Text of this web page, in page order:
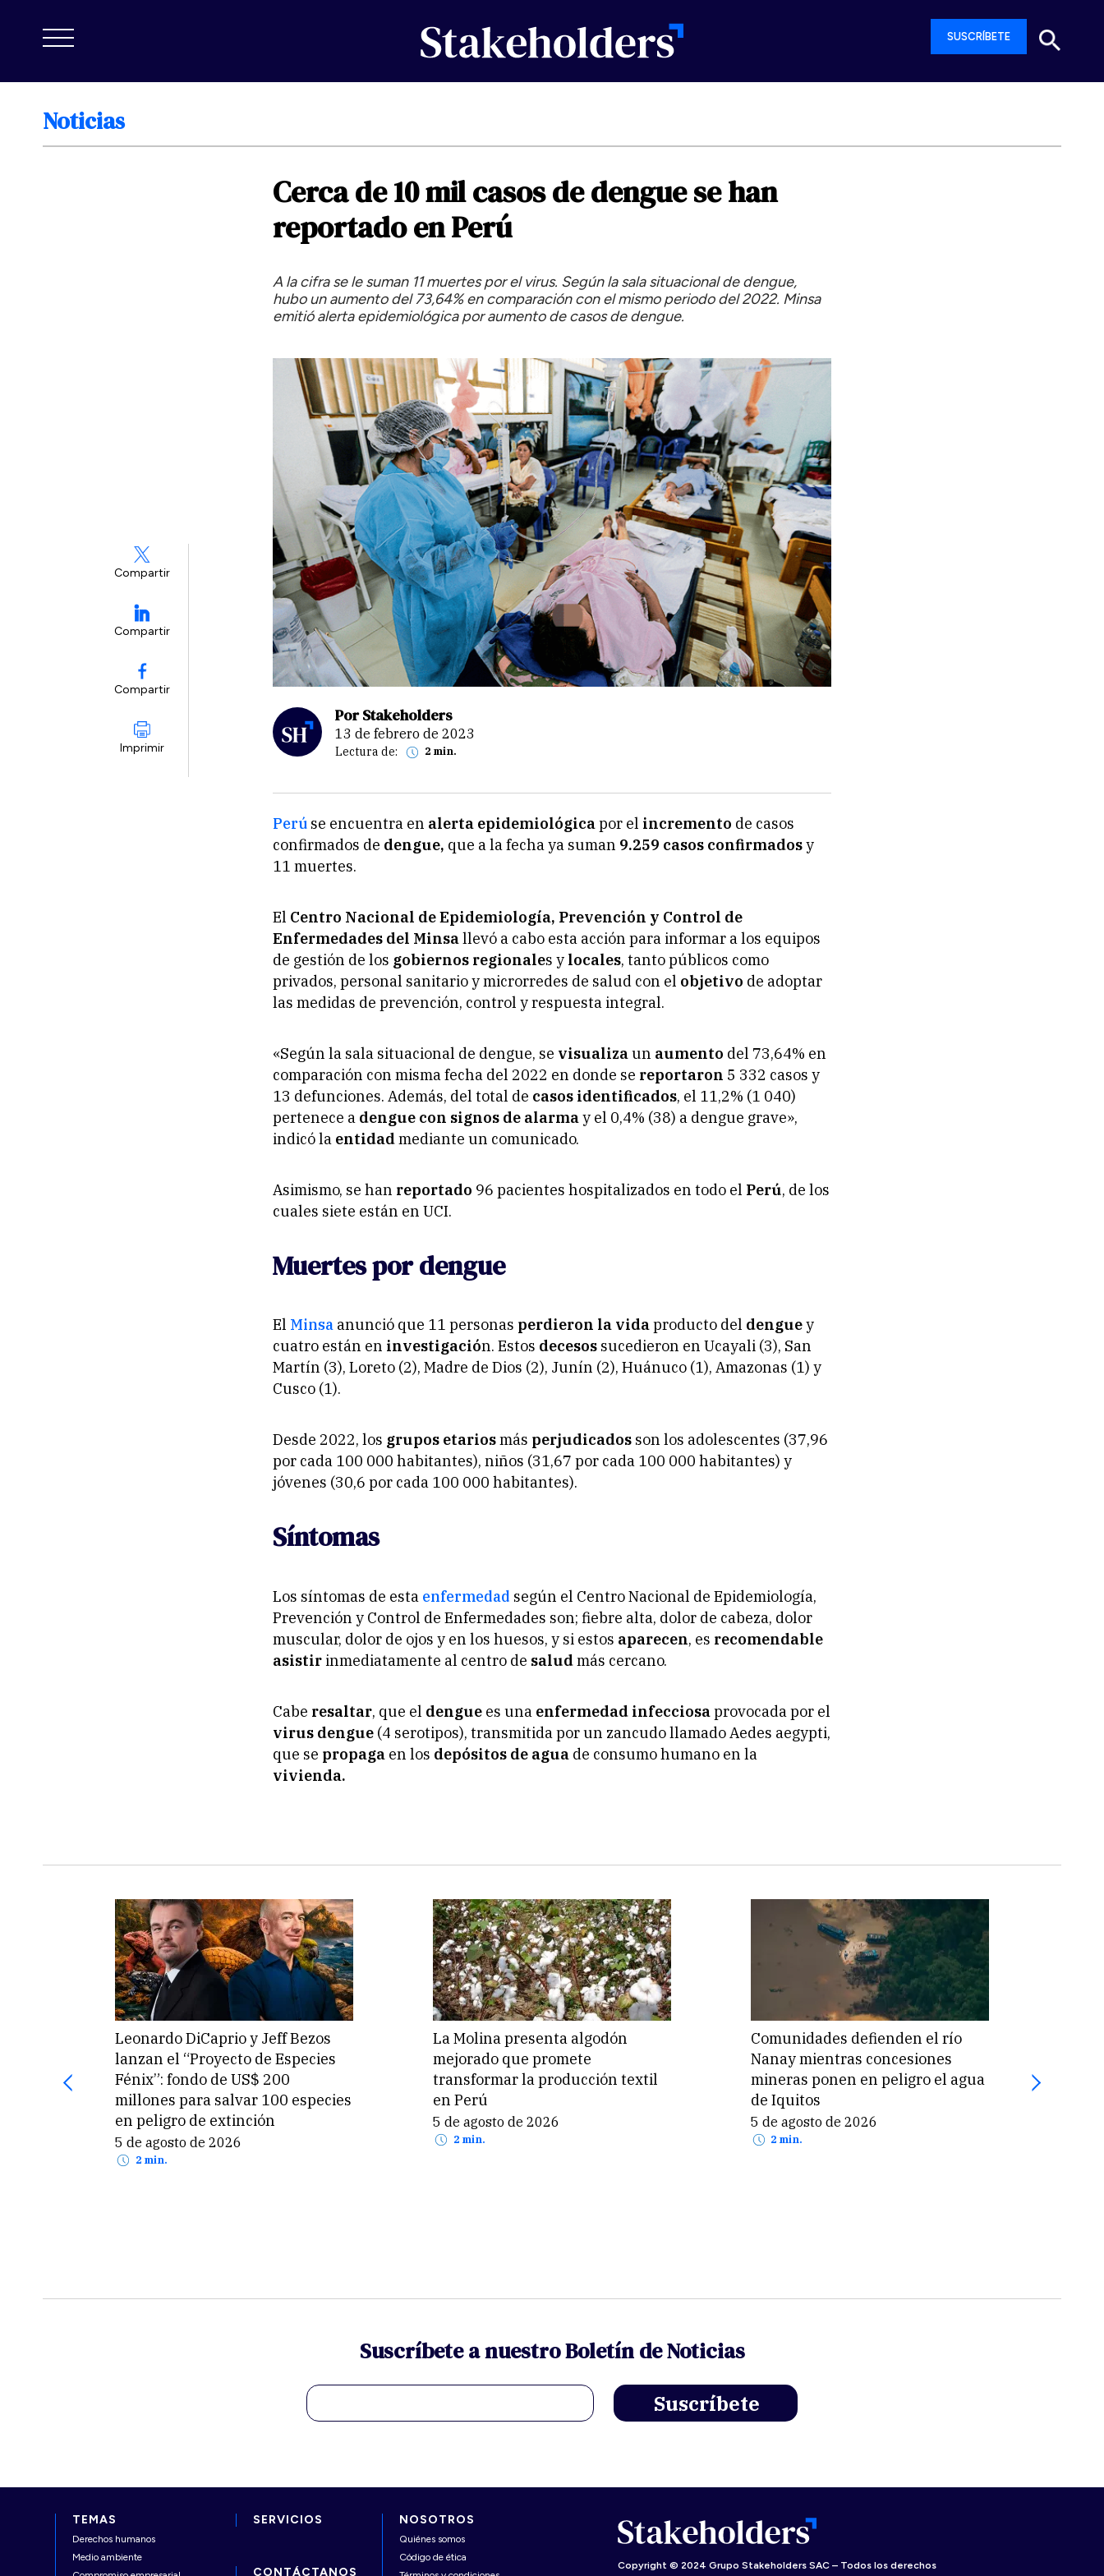
SUSCRÍBETE
Noticias
Compartir
Compartir
Compartir
Imprimir
Cercade10milcasosdedenguesehan
reportadoenPerú
A la cifra se le suman 11 muertes por el virus. Según la sala situacional de dengue,
hubo un aumento del 73,64% en comparación con el mismo periodo del 2022. Minsa
emitió alerta epidemiológica por aumento de casos de dengue.
Por Stakeholders
13 de febrero de 2023
Lectura de: 2 min.
Perú se encuentra en alerta epidemiológicapor el incremento de casos
confirmados de dengue, que a la fecha ya suman 9.259 casos confirmadosy
11 muertes.
El Centro Nacional de Epidemiología, Prevención y Control de
Enfermedades del Minsallevó a cabo esta acción para informar a los equipos
de gestión de los gobiernos regionales y locales, tanto públicos como
privados, personal sanitario y microrredes de salud con el objetivo de adoptar
las medidas de prevención, control y respuesta integral.
«Según la sala situacional de dengue, se visualizaun aumento del 73,64% en
comparación con misma fecha del 2022 en donde se reportaron 5 332 casos y
13 defunciones. Además, del total de casos identificados, el 11,2% (1 040)
pertenece a dengue con signos de alarmay el 0,4% (38) a dengue grave»,
indicó la entidadmediante un comunicado.
Asimismo, se han reportado 96 pacientes hospitalizados en todo el Perú, de los
cuales siete están en UCI.
Muertes por dengue
El Minsa anunció que 11 personas perdieron la vidaproducto del denguey
cuatro están en investigación. Estos decesos sucedieron en Ucayali (3), San
Martín (3), Loreto (2), Madre de Dios (2), Junín (2), Huánuco (1), Amazonas (1) y
Cusco (1).
Desde 2022, los grupos etariosmás perjudicados son los adolescentes (37,96
por cada 100 000 habitantes), niños (31,67 por cada 100 000 habitantes) y
jóvenes (30,6 por cada 100 000 habitantes).
Síntomas
Los síntomas de esta enfermedad según el Centro Nacional de Epidemiología,
Prevención y Control de Enfermedades son; fiebre alta, dolor de cabeza, dolor
muscular, dolor de ojos y en los huesos, y si estos aparecen, es recomendable
asistirinmediatamente al centro de saludmás cercano.
Cabe resaltar, que el dengue es una enfermedad infecciosaprovocada por el
virus dengue (4 serotipos), transmitida por un zancudo llamado Aedes aegypti,
que se propaga en los depósitos de agua de consumo humano en la
vivienda.
Leonardo DiCaprio y Jeff Bezos
lanzan el “Proyecto de Especies
Fénix”: fondo de US$ 200
millones para salvar 100 especies
en peligro de extinción
5 de agosto de 2026
2 min.
La Molina presenta algodón
mejorado que promete
transformar la producción textil
en Perú
5 de agosto de 2026
2 min.
Comunidades defienden el río
Nanay mientras concesiones
mineras ponen en peligro el agua
de Iquitos
5 de agosto de 2026
2 min.
Suscríbete a nuestro Boletín de Noticias
TEMAS
Derechos humanos
Medio ambiente
SERVICIOS
CONTÁCTANOS
NOSOTROS
Quiénes somos
Código de ética
Copyright © 2024 Grupo Stakeholders SAC – Todos los derechos